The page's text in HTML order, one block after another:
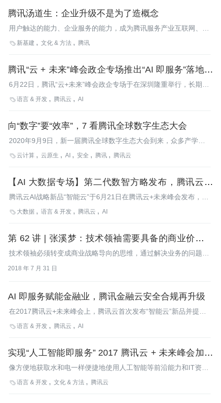
超级大脑，推动行业快速发展。
腾讯汤道生：企业升级不是为了造概念
用户触达的能力、企业服务的能力，成为腾讯服务产业互联网、助
力各行业数字化升级的抓手。
 新基建 文化 & 方法 腾讯
腾讯“云 + 未来”峰会政企专场推出“AI 即服务”落地方
案
6月22日，腾讯“云+未来”峰会政企专场于在深圳隆重举行，长期以
来，腾讯云非常重视与政企领域的合作，通过AI赋能公共服务与商
云总经理胥彪、腾讯技术工程事业群企业IT部总经理刘若潇、腾讯
云房地产业务总监张磊在会上推出了智慧建筑、智能汽车等产业的
云解决方案。
语言 & 开发 腾讯云 AI
向“数字”要“效率”，7 看腾讯全球数字生态大会
2020年9月9日，新一届腾讯全球数字生态大会到来，众多产学界
大咖齐聚，分享产业互联网落地成果的同时，共同探讨未来趋势，
云计算 云原生 AI 安全 腾讯 腾讯云
【AI 大数据专场】第二代数智方略发布，腾讯云宣
告 AI 服务体系形成
腾讯云AI战略新品“智能云”于6月21日在腾讯云+未来峰会发布，引
起业界极大关注。在22日的AI大数据专场上，腾讯云宣布升级推
作伙伴。
 大数据 语言 & 开发 腾讯云 AI
第 62 讲 | 张溪梦：技术领袖需要具备的商业价值思
维
技术领袖必须转变成商业战略导向的思维，通过解决业务的问题，
为，企业的增长做出各种准备和努力。
2018 年 7 月 31 日
AI 即服务赋能金融业，腾讯金融云安全合规再升级
在2017腾讯云+未来峰会上，腾讯云首次发布“智能云”新品并提
出“AI即服务”战略。6月22日，在峰会金融专场上，腾讯金融云针
人工智能等新兴技术，实现金融业务智慧创新与普惠金融的落地。
语言 & 开发 腾讯云 AI
实现“人工智能即服务” 2017 腾讯云 + 未来峰会加速
产业创新
像方便地获取水和电一样便捷地使用人工智能等前沿能力和IT资
源，曾是云计算行业对未来的美好期待。2017年6月21日，在
语言 & 开发 文化 & 方法 腾讯云